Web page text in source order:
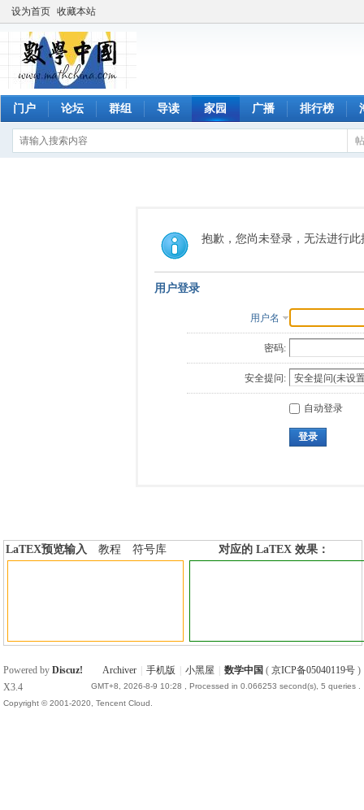
设为首页 收藏本站
门户 论坛 群组 导读 家园 广播 排行榜
抱歉，您尚未登录，无法进行此
用户登录
用户名
密码:
安全提问:
自动登录
登录
LaTEX预览输入 教程
符号库
对应的 LaTEX 效果：
Archiver 手机版 小黑屋 数学中国 ( 京ICP备05040119号)
GMT+8, 2026-8-9 10:28 , Processed in 0.066253 second(s), 5 queries .
Powered byDiscuz!
X3.4
Copyright © 2001-2020, Tencent Cloud.